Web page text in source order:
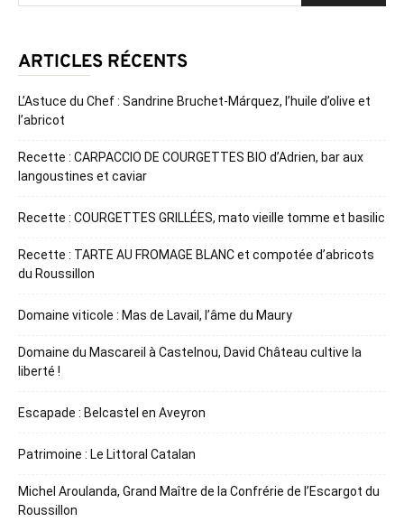
ARTICLES RÉCENTS
L’Astuce du Chef : Sandrine Bruchet-Márquez, l’huile d’olive et
l’abricot
Recette : CARPACCIO DE COURGETTES BIO d’Adrien, bar aux
langoustines et caviar
Recette : COURGETTES GRILLÉES, mato vieille tomme et basilic
Recette : TARTE AU FROMAGE BLANC et compotée d’abricots
du Roussillon
Domaine viticole : Mas de Lavail, l’âme du Maury
Domaine du Mascareil à Castelnou, David Château cultive la
liberté !
Escapade : Belcastel en Aveyron
Patrimoine : Le Littoral Catalan
Michel Aroulanda, Grand Maître de la Confrérie de l’Escargot du
Roussillon